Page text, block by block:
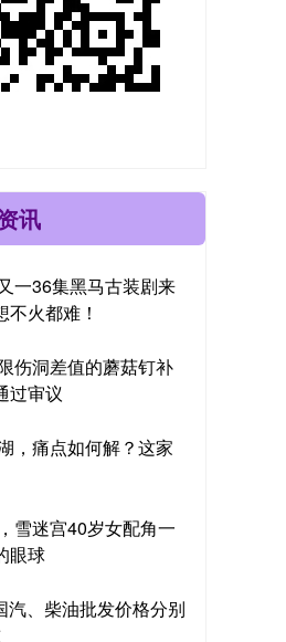
讯
一36集黑马古装剧来
火都难！
伤洞差值的蘑菇钉补
过审议
，痛点如何解？这家
雪迷宫40岁女配角一
眼球
汽、柴油批发价格分别